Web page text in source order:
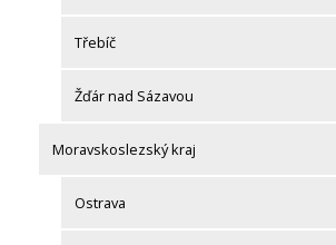
Třebíč
Žďár nad Sázavou
Moravskoslezský kraj
Ostrava